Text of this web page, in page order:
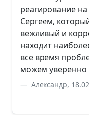
реагирование
Сергеем,
вежливый и
находит
все время
можем уверенно
Александр,